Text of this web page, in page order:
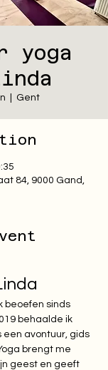
yoga
Gent
84, 9000 Gand,
beoefen sinds
behaalde ik
een avontuur, gids
brengt me
geest en geeft